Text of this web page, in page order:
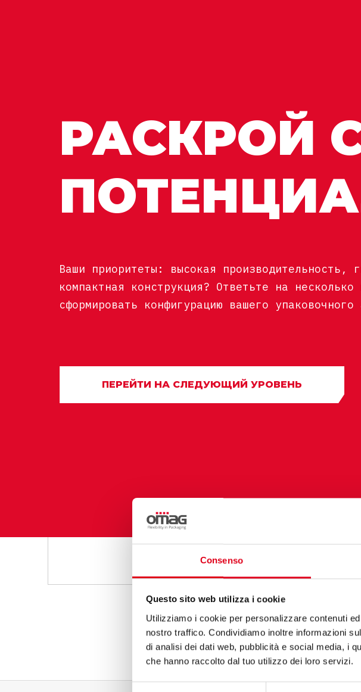
Consenso
Questo sito web utilizza i cookie
Utilizziamo i cookie per personalizzare contenuti
nostro traffico. Condividiamo inoltre informazioni
di analisi dei dati web, pubblicità e social media, i
che hanno raccolto dal tuo utilizzo dei loro servizi.
РАСКРОЙ
Ваши приоритеты: высокая производительность,
компактная конструкция? Ответьте на
сформировать конфигурацию вашего упаковочного
ПЕРЕЙТИ НА СЛЕДУЮЩИЙ УРОВЕНЬ